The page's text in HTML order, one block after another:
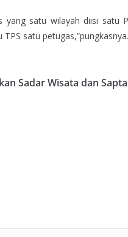
yang satu wilayah diisi satu
satu petugas,”pungkasnya.
Sadar Wisata dan